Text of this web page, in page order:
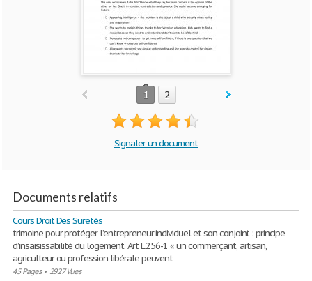
1 2
Signaler un document
Documents relatifs
Cours Droit Des Suretés
trimoine pour protéger l’entrepreneur individuel et son conjoint : principe
d’insaisissabilité du logement. Art L 256-1 « un commerçant, artisan,
agriculteur ou profession libérale peuvent
45 Pages• 2927 Vues